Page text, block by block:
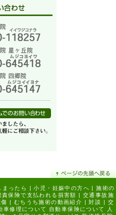
まったら | 小児・妊娠中の方へ |
施術の
責保険で支払われる損害額 | 交通事故施
| むちうち施術の動画紹介 | 対談 | 交
車修理について 自動車保険について
人